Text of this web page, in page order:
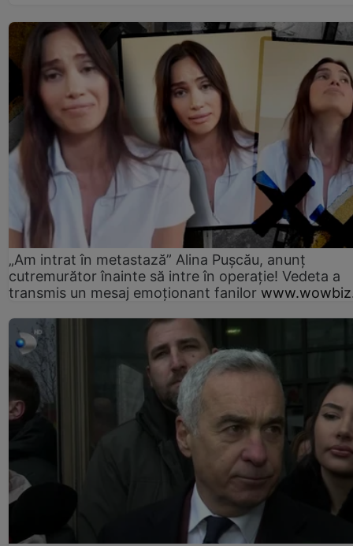
„Am intrat în metastază” Alina Pușcău, anunț
cutremurător înainte să intre în operație! Vedeta a
transmis un mesaj emoționant fanilor